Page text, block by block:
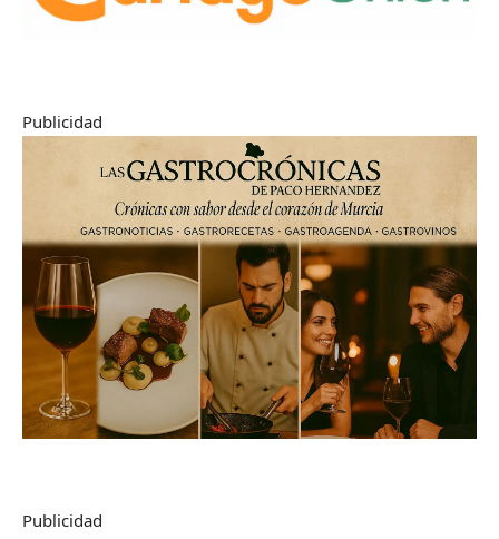
Publicidad
Publicidad